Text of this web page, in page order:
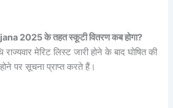
2025केतहतस्कूटीवितरणकबहोगा?
राज्यवार मेरिट लिस्ट जारी होने के बाद घोषित की
पर सूचना प्राप्त करते हैं।